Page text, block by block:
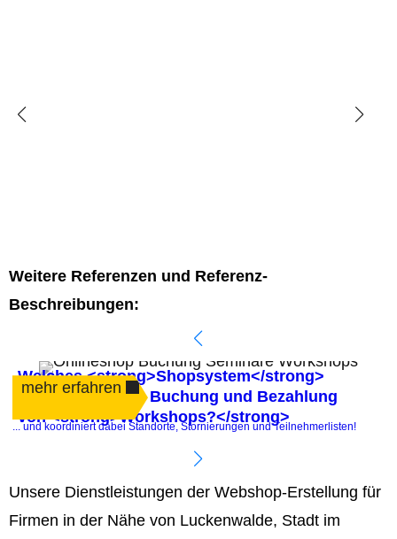
Weitere Referenzen und Referenz-
Beschreibungen:
Welches <strong>Shopsystem</strong>
automatisiert die Buchung und Bezahlung
von <strong>Workshops?</strong>
mehr erfahren
... und koordiniert dabei Standorte, Stornierungen und Teilnehmerlisten!
Unsere Dienstleistungen der Webshop-Erstellung für
Firmen in der Nähe von Luckenwalde, Stadt im